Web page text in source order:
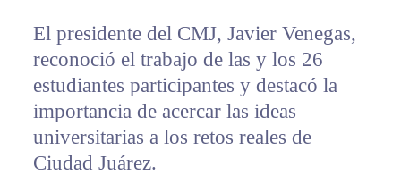
El presidente del CMJ, Javier Venegas,
reconoció el trabajo de las y los 26
estudiantes participantes y destacó la
importancia de acercar las ideas
universitarias a los retos reales de
Ciudad Juárez.